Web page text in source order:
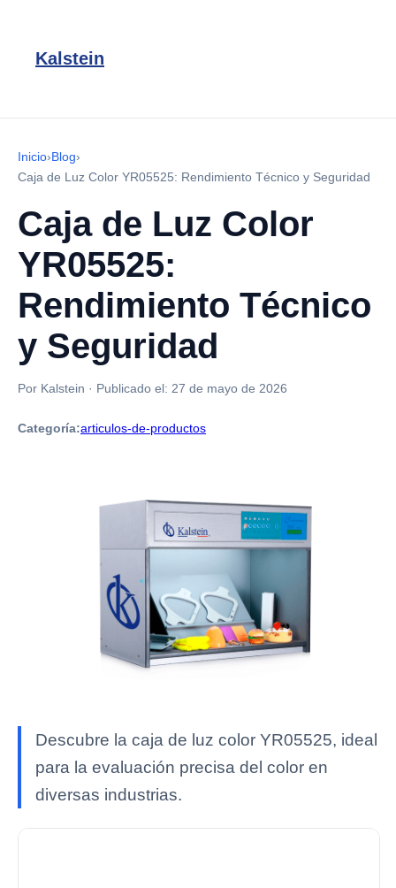
Kalstein
Inicio›Blog›
Caja de Luz Color YR05525: Rendimiento Técnico y Seguridad
Caja de Luz Color
YR05525:
Rendimiento Técnico
y Seguridad
Por Kalstein · Publicado el: 27 de mayo de 2026
Categoría:articulos-de-productos
Descubre la caja de luz color YR05525, ideal
para la evaluación precisa del color en
diversas industrias.